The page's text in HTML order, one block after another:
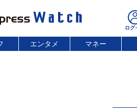
エンタメ マネー